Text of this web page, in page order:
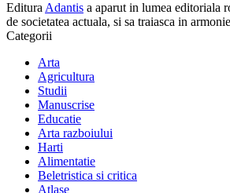
Editura Adantis a aparut in lumea editoriala
de societatea actuala, si sa traiasca in
Categorii
Arta
Agricultura
Studii
Manuscrise
Educatie
Arta razboiului
Harti
Alimentatie
Beletristica si critica
Atlase